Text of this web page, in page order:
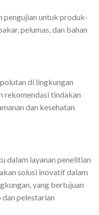
pengujian untuk produk-
pelumas, dan bahan
di lingkungan
rekomendasi tindakan
dan kesehatan
dalam layanan penelitian
solusi inovatif dalam
yang bertujuan
pelestarian